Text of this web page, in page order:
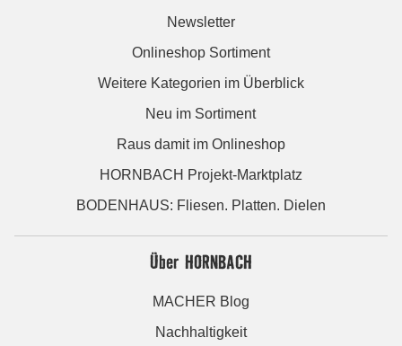
Newsletter
Onlineshop Sortiment
Weitere Kategorien im Überblick
Neu im Sortiment
Raus damit im Onlineshop
HORNBACH Projekt-Marktplatz
BODENHAUS: Fliesen. Platten. Dielen
Über HORNBACH
MACHER Blog
Nachhaltigkeit